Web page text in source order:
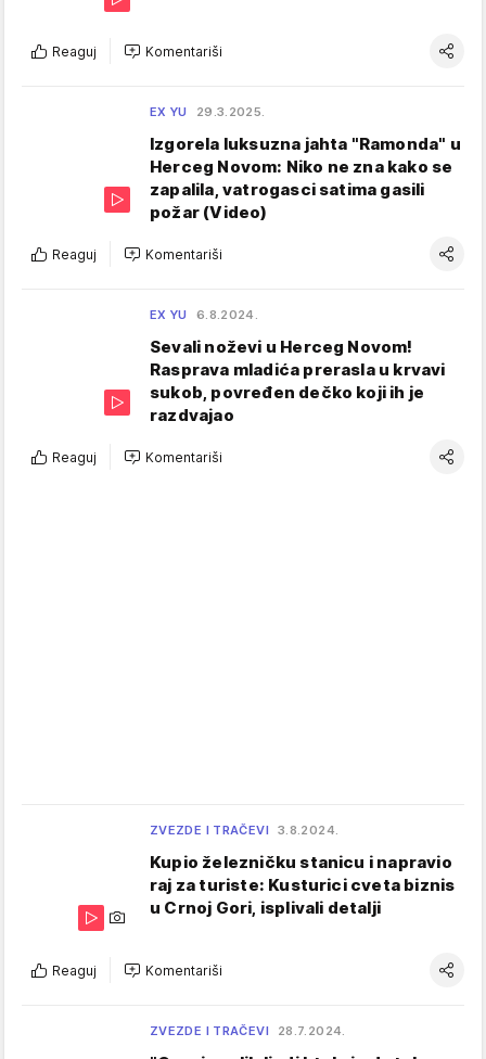
Reaguj Komentariši
EX YU 29.3.2025.
Izgorela luksuzna jahta "Ramonda" u
Herceg Novom: Niko ne zna kako se
zapalila, vatrogasci satima gasili
požar (Video)
Reaguj Komentariši
EX YU 6.8.2024.
Sevali noževi u Herceg Novom!
Rasprava mladića prerasla u krvavi
sukob, povređen dečko koji ih je
razdvajao
Reaguj Komentariši
ZVEZDE I TRAČEVI 3.8.2024.
Kupio železničku stanicu i napravio
raj za turiste: Kusturici cveta biznis
u Crnoj Gori, isplivali detalji
Reaguj Komentariši
ZVEZDE I TRAČEVI 28.7.2024.